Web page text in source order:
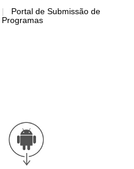
Portal de Submissão de
Programas